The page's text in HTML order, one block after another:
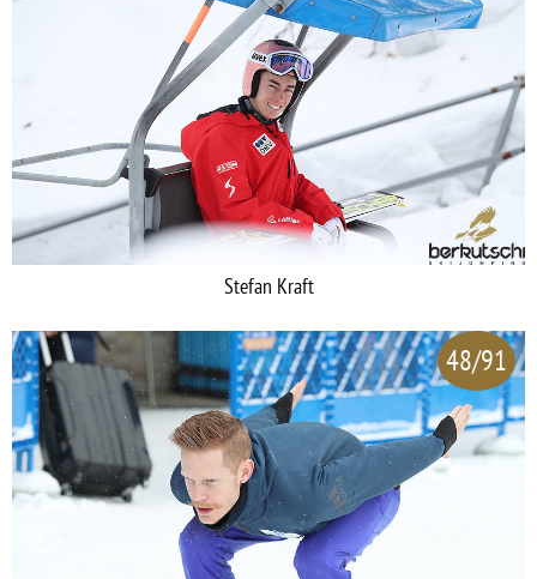
Stefan Kraft
48/91